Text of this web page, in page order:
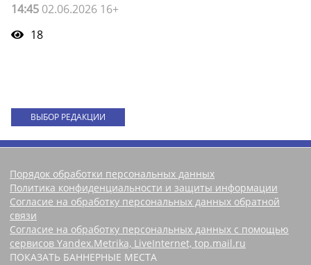
14:45 02.06.2026 16+
18
ВЫБОР РЕДАКЦИИ
Порядок обработки персональных данных
Политика конфиденциальности и защиты информации
Согласие на обработку персональных данных обратной
связи
Согласие на обработку персональных данных с помощью
сервисов Yandex.Metrika, LiveInternet, top.mail.ru
ПОКАЗАТЬ БАННЕРНЫЕ МЕСТА